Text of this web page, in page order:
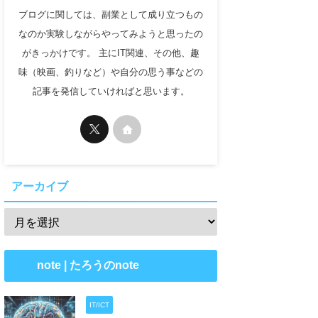
ブログに関しては、副業として成り立つもの
なのか実験しながらやってみようと思ったの
がきっかけです。 主にIT関連、その他、趣
味（映画、釣りなど）や自分の思う事などの
記事を発信していければと思います。
アーカイブ
note | たろうのnote
IT/ICT